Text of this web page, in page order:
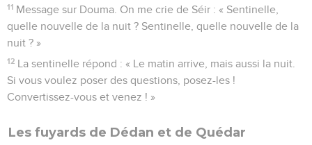
9
Vous constatez les nombreuses brèches faites aux
remparts de la ville de David et vous emmagasinez l’eau
dans le réservoir inférieur.
10 Vous comptez les maisons de Jérusalem et vous en
démolissez pour fortifier la muraille.
11
regards vers l’auteur de tout cela, vous ne voyez pas celui